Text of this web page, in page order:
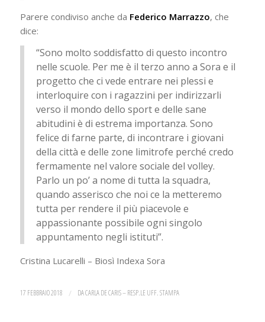
Parere condiviso anche da Federico Marrazzo, che
dice:
“Sono molto soddisfatto di questo incontro
nelle scuole. Per me è il terzo anno a Sora e il
progetto che ci vede entrare nei plessi e
interloquire con i ragazzini per indirizzarli
verso il mondo dello sport e delle sane
abitudini è di estrema importanza. Sono
felice di farne parte, di incontrare i giovani
della città e delle zone limitrofe perché credo
fermamente nel valore sociale del volley.
Parlo un po’ a nome di tutta la squadra,
quando asserisco che noi ce la metteremo
tutta per rendere il più piacevole e
appassionante possibile ogni singolo
appuntamento negli istituti”.
Cristina Lucarelli – Biosì Indexa Sora
17 FEBBRAIO 2018 / DACARLA DE CARIS – RESP.LE UFF. STAMPA